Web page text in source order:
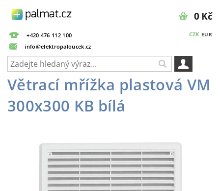
+420 476 112 100
info@elektropaloucek.cz
CZK EUR
0 Kč
Větrací mřížka plastová VM
300x300 KB bílá